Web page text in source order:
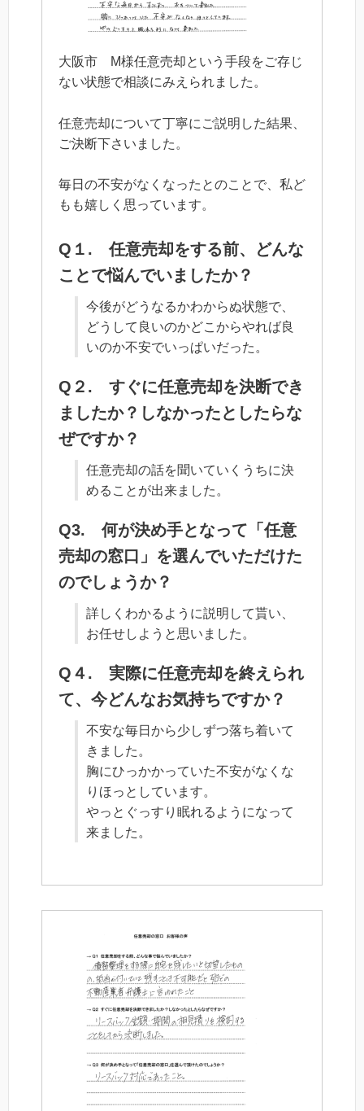
大阪市 M様任意売却という手段をご存じ
ない状態で相談にみえられました。
任意売却について丁寧にご説明した結果、
ご決断下さいました。
毎日の不安がなくなったとのことで、私ど
もも嬉しく思っています。
Q１. 任意売却をする前、どんな
ことで悩んでいましたか？
今後がどうなるかわからぬ状態で、
どうして良いのかどこからやれば良
いのか不安でいっぱいだった。
Q２. すぐに任意売却を決断でき
ましたか？しなかったとしたらな
ぜですか？
任意売却の話を聞いていくうちに決
めることが出来ました。
Q3. 何が決め手となって「任意
売却の窓口」を選んでいただけた
のでしょうか？
詳しくわかるように説明して貰い、
お任せしようと思いました。
Q４. 実際に任意売却を終えられ
て、今どんなお気持ちですか？
不安な毎日から少しずつ落ち着いて
きました。
胸にひっかかっていた不安がなくな
りほっとしています。
やっとぐっすり眠れるようになって
来ました。